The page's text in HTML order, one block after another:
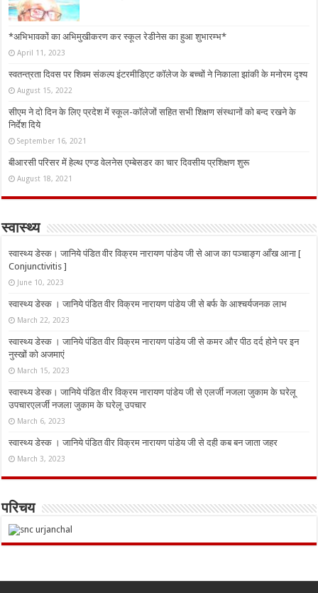
*अभिभावकों का अभिमुखीकरण कर स्कूल रेडीनेस का हुआ शुभारम्भ*
April 11, 2023
स्वतन्त्रता दिवस पर शिवम संकल्प इंटरमीडिएट कॉलेज के बच्चों ने निकाला झांकी के मनोरम दृश्य
August 15, 2022
सीएम ने दो दिन के लिए प्रदेश में स्कूल-कॉलेजों सहित सभी शिक्षण संस्थानों को बन्द रखने के
निर्देश दिये
September 16, 2021
बीआरसी परिसर में हेल्थ एण्ड वेलनेस एम्बेसडर का चार दिवसीय प्रशिक्षण शुरू
August 18, 2021
स्वास्थ्य
स्वास्थ्य डेस्क। जानिये पंडित वीर विक्रम नारायण पांडेय जी से आज का पञ्चाङ्ग आँख आना [
Conjunctivitis ]
June 10, 2023
स्वास्थ्य डेस्क । जानिये पंडित वीर विक्रम नारायण पांडेय जी से बर्फ के आश्चर्यजनक लाभ
March 22, 2023
स्वास्थ्य डेस्क । जानिये पंडित वीर विक्रम नारायण पांडेय जी से कमर और पीठ दर्द होने पर इन
नुस्‍खों को अजमाएं
March 15, 2023
स्वास्थ्य डेस्क। जानिये पंडित वीर विक्रम नारायण पांडेय जी से एलर्जी नजला जुकाम के घरेलू
उपचारएलर्जी नजला जुकाम के घरेलू उपचार
March 6, 2023
स्वास्थ्य डेस्क । जानिये पंडित वीर विक्रम नारायण पांडेय जी से दही कब बन जाता जहर
March 3, 2023
परिचय